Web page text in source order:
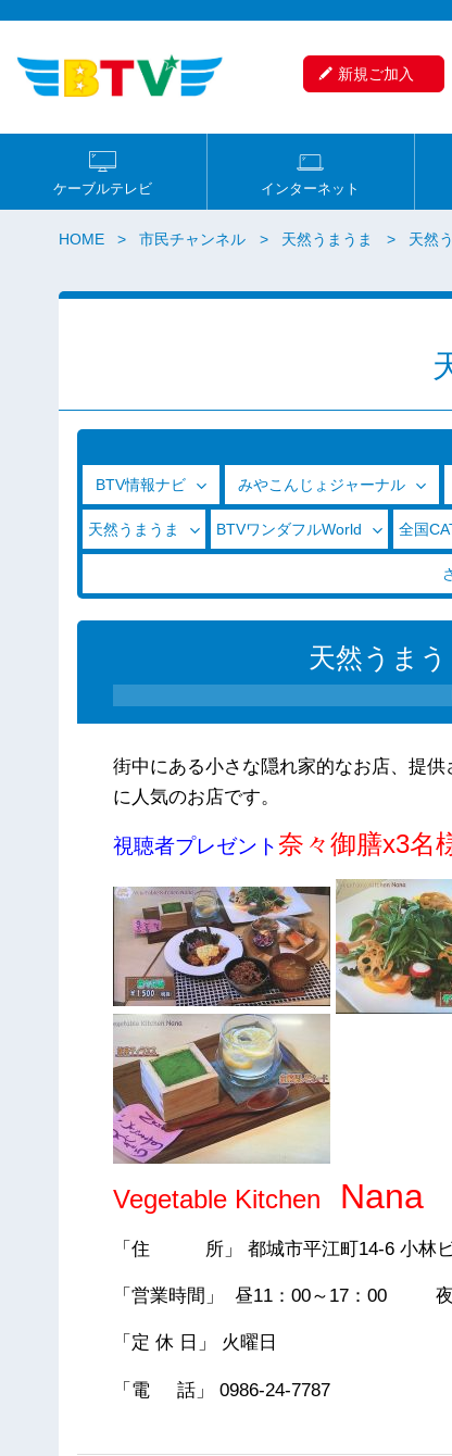
新規ご加入
ケーブルテレビ インターネット
HOME 市民チャンネル 天然うまうま 天然
BTV情報ナビ みやこんじょジャーナル
天然うまうま BTVワンダフルWorld 全国
天然うまう
街中にある小さな隠れ家的なお店、提
に人気のお店です。
視聴者プレゼント奈々御膳x3名
Vegetable Kitchen Nana
「住 所」 都城市平江町14-6 小林
「営業時間」 昼11：00～17：00
「定 休 日」 火曜日
「電 話」 0986-24-7787